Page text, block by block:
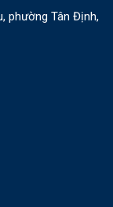
phường Tân Định,